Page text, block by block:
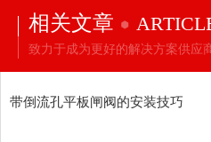
相关文章
致力于成为更好的解决方案供应
带倒流孔平板闸阀的安装技巧